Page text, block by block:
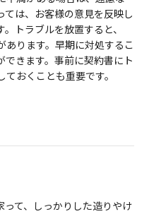
ては、お客様の意見を反映し
トラブルを放置すると、
ります。早期に対処するこ
できます。事前に契約書にト
おくことも重要です。
て、しっかりした造りやけ